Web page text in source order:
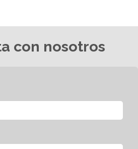
con nosotros